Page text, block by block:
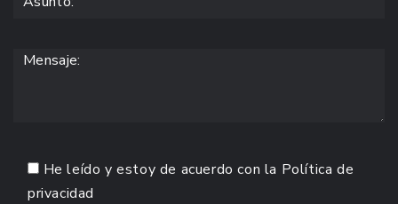
He leído y estoy de acuerdo con la Política de
privacidad